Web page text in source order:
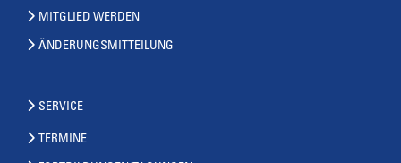
MITGLIED WERDEN
ÄNDERUNGSMITTEILUNG
SERVICE
TERMINE